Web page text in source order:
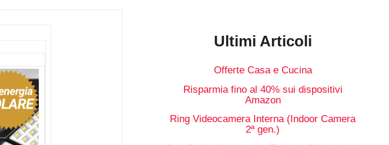
Ultimi Articoli
Offerte Casa e Cucina
Risparmia fino al 40% sui dispositivi
Amazon
Ring Videocamera Interna (Indoor Camera
2ª gen.)